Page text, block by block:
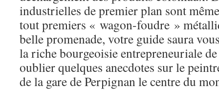
industrielles de premier plan sont
tout premiers « wagon-foudre »
belle promenade, votre guide saura
la riche bourgeoisie entrepreneuriale
oublier quelques anecdotes sur le
de la gare de Perpignan le centre du